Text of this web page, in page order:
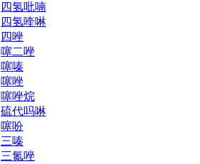
四氢吡喃
四氢喹啉
四唑
噻二唑
噻嗪
噻唑
噻唑烷
硫代吗啉
噻吩
三嗪
三氮唑